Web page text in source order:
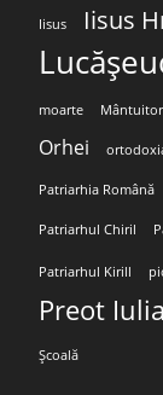
Iisus Iisus
moarte
Orhei
Patriarhia Română
Patriarhul Chiril
Patriarhul Kirill
Preot
Școală